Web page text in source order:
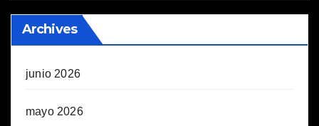
Archives
junio 2026
mayo 2026